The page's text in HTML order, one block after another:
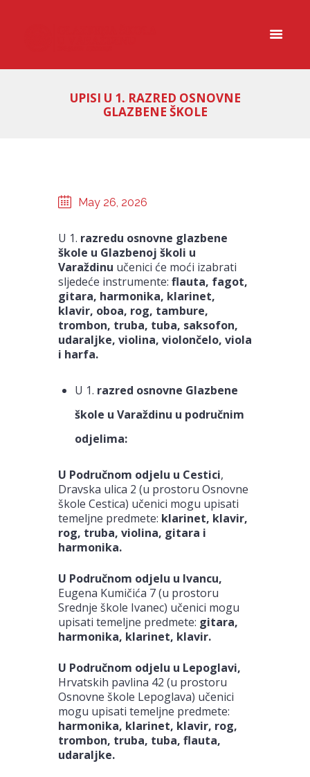
UPISI U 1. RAZRED OSNOVNE
GLAZBENE ŠKOLE
May 26, 2026
U 1. razredu osnovne glazbene
škole u Glazbenoj školi u
Varaždinu učenici će moći izabrati
sljedeće instrumente: flauta, fagot,
gitara, harmonika, klarinet,
klavir, oboa, rog, tambure,
trombon, truba, tuba, saksofon,
udaraljke, violina, violončelo, viola
i harfa.
U 1. razred osnovne Glazbene
škole u Varaždinu u područnim
odjelima:
U Područnom odjelu u Cestici,
Dravska ulica 2 (u prostoru Osnovne
škole Cestica) učenici mogu upisati
temeljne predmete: klarinet, klavir,
rog, truba, violina, gitara i
harmonika.
U Područnom odjelu u Ivancu,
Eugena Kumičića 7 (u prostoru
Srednje škole Ivanec) učenici mogu
upisati temeljne predmete: gitara,
harmonika, klarinet, klavir.
U Područnom odjelu u Lepoglavi,
Hrvatskih pavlina 42 (u prostoru
Osnovne škole Lepoglava) učenici
mogu upisati temeljne predmete:
harmonika, klarinet, klavir, rog,
trombon, truba, tuba, flauta,
udaraljke.